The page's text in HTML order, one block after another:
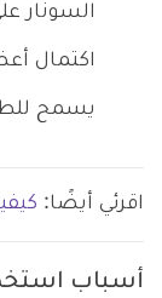
السونار
اكتمال
يسمح
اقرئي أيضًا:
أسباب